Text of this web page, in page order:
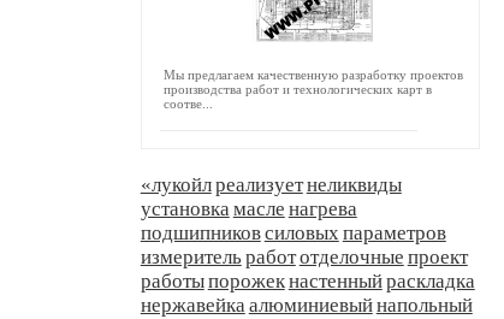
Мы предлагаем качественную разработку проектов
производства работ и технологических карт в
соотве...
«лукойлреализуетнеликвиды
установкамасле нагрева
подшипниковсиловыхпараметров
измерительработотделочные проект
работыпорожекнастенныйраскладка
нержавейкаалюминиевыйнапольный